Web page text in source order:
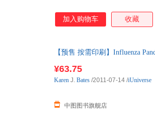
加入购物车 收藏
【预售 按需印刷】Influenza
¥63.75
中图图书旗舰店
Karen J. Bates /2011-07-14 /iUniverse